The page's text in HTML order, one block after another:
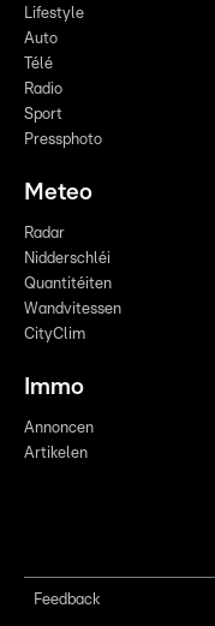
Lifestyle
Auto
Télé
Radio
Sport
Pressphoto
Meteo
Radar
Nidderschléi
Quantitéiten
Wandvitessen
CityClim
Immo
Annoncen
Artikelen
Feedback